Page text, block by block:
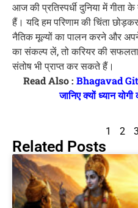
आज की प्रतिस्पर्धी दुनिया में गीता
हैं। यदि हम परिणाम की चिंता
नैतिक मूल्यों का पालन करने और अपने
का संकल्प लें, तो करियर की
संतोष भी प्राप्त कर सकते हैं।
Read Also : Bhagavad
जानिए क्यों ध्यान
1 2 3
Related Posts